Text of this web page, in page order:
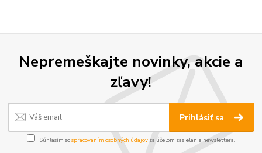
Nepremeškajte novinky, akcie a
zľavy!
Prihlásiť sa
Súhlasím sospracovaním osobných údajov za účelom zasielania newslettera.